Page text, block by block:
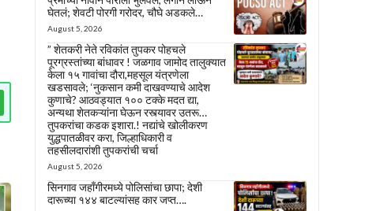
घेतलं; शेवटी पोरगी गरोदर, चौघे अडकले…
August 5, 2026
” शेतकरी नेते रविकांत तुपकर पोहचले
पूरग्रस्तांच्या बांधावर ! जळगाव जामोद तालुक्यात
केला १५ गावांचा दौरा,महसूल यंत्रणेला
खडसावले; ‘नुकसान कमी दाखवण्याचे आदेश
कुणाचे? आठवड्यात १०० टक्के मदत द्या,
अन्यथा शेतकऱ्यांना घेऊन रस्त्यावर उतरू…
तुपकरांचा कडक इशारा.! नद्यांचे खोलीकरण
युद्धपातळीवर करा, जिल्हाधिकारी व
तहसीलदारांशी तुपकरांची चर्चा
August 5, 2026
सिनगाव जहाँगीरमध्ये पोलिसांचा छापा; देशी
दारूच्या १४४ बाटल्यांसह कार जप्त….